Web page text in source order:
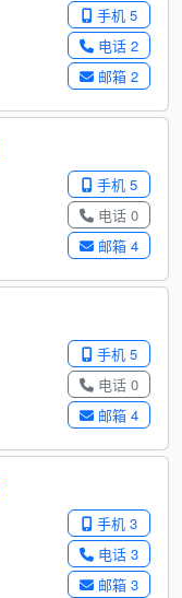
手机 5
电话 2
邮箱 2
手机 5
电话 0
邮箱 4
手机 5
电话 0
邮箱 4
手机 3
电话 3
邮箱 3